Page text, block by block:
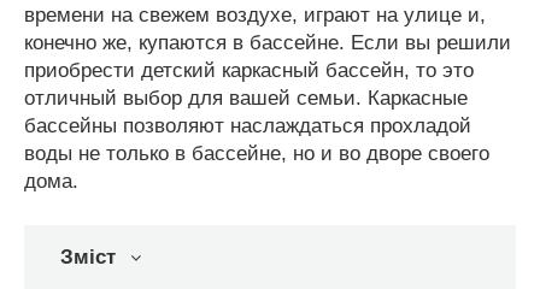
времени на свежем воздухе, играют на улице и,
конечно же, купаются в бассейне. Если вы решили
приобрести детский каркасный бассейн, то это
отличный выбор для вашей семьи. Каркасные
бассейны позволяют наслаждаться прохладой
воды не только в бассейне, но и во дворе своего
дома.
Зміст